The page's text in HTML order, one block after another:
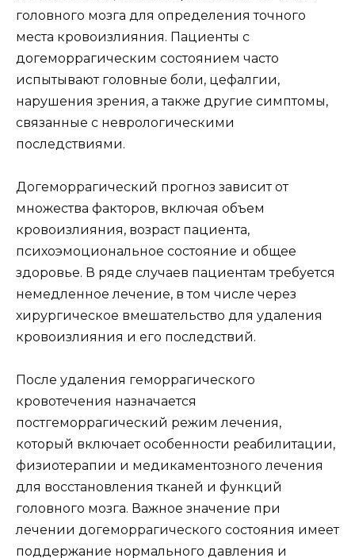
головного мозга для определения точного
места кровоизлияния. Пациенты с
догеморрагическим состоянием часто
испытывают головные боли, цефалгии,
нарушения зрения, а также другие симптомы,
связанные с неврологическими
последствиями.
Догеморрагический прогноз зависит от
множества факторов, включая объем
кровоизлияния, возраст пациента,
психоэмоциональное состояние и общее
здоровье. В ряде случаев пациентам требуется
немедленное лечение, в том числе через
хирургическое вмешательство для удаления
кровоизлияния и его последствий.
После удаления геморрагического
кровотечения назначается
постгеморрагический режим лечения,
который включает особенности реабилитации,
физиотерапии и медикаментозного лечения
для восстановления тканей и функций
головного мозга. Важное значение при
лечении догеморрагического состояния имеет
поддержание нормального давления и